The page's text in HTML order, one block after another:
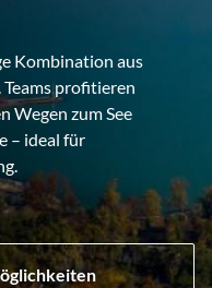
Kombination aus
profitieren
Wegen zum See
– ideal für